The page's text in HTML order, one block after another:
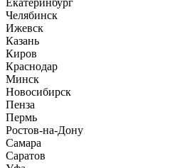
Екатеринбург
Челябинск
Ижевск
Казань
Киров
Краснодар
Минск
Новосибирск
Пенза
Пермь
Ростов-на-Дону
Самара
Саратов